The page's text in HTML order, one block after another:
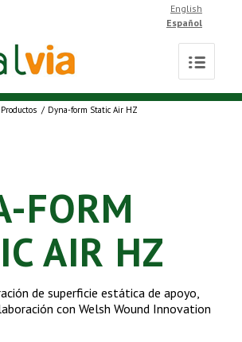
English
Español
Productos / Dyna-form Static Air HZ
FORM
AIR HZ
de superficie estática de apoyo,
con Welsh Wound Innovation